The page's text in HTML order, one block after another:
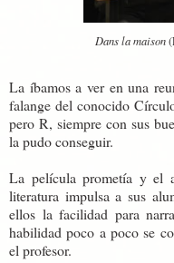
Dans la maison
La íbamos a ver en una
falange del conocido
pero R, siempre con sus
la pudo conseguir.
La película prometía y el
literatura impulsa a sus
ellos la facilidad para
habilidad poco a poco se
el profesor.